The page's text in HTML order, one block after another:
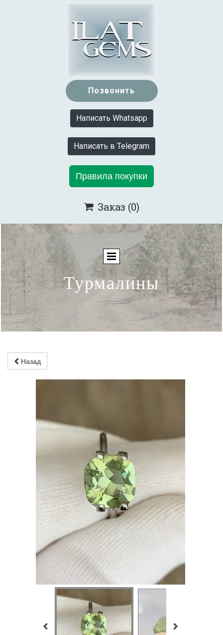
Позвонить
Написать Whatsapp
Написать в Telegram
Правила покупки
 Заказ (0)
Турмалины
Назад